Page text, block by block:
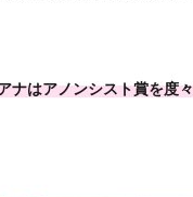
ナはアノンシスト賞を度